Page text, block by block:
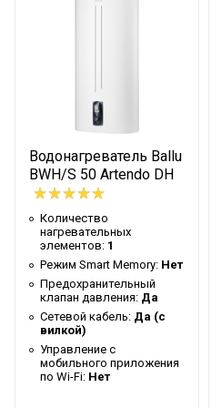
Предохранительный
Управление c
мобильного приложения
по Wi-Fi
Система
самодиагностики
неисправности
Тип термостата
Инверторная технология
Вес товара с упаковкой
(брутто)
Демо режим
Форма корпуса
Водонагреватель Ballu
BWH/S 50 Artendo DH
Количество
нагревательных
элементов: 1
Режим Smart Memory: Нет
Предохранительный
клапан давления: Да
Сетевой кабель: Да (с
вилкой)
Управление c
мобильного приложения
по Wi-Fi: Нет